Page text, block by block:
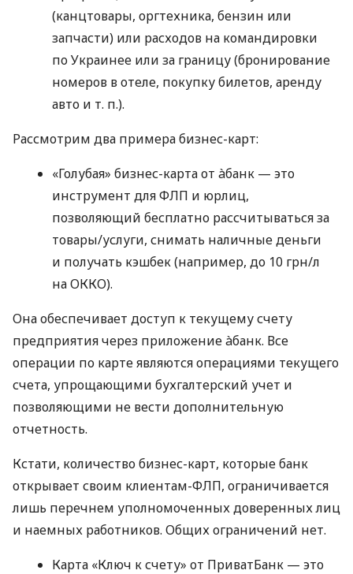
(канцтовары, оргтехника, бензин или
запчасти) или расходов на командировки
по Украинее или за границу (бронирование
номеров в отеле, покупку билетов, аренду
авто и т. п.).
Рассмотрим два примера бизнес-карт:
«Голубая» бизнес-карта от àбанк — это
инструмент для ФЛП и юрлиц,
позволяющий бесплатно рассчитываться за
товары/услуги, снимать наличные деньги
и получать кэшбек (например, до 10 грн/л
на ОККО).
Она обеспечивает доступ к текущему счету
предприятия через приложение àбанк. Все
операции по карте являются операциями текущего
счета, упрощающими бухгалтерский учет и
позволяющими не вести дополнительную
отчетность.
Кстати, количество бизнес-карт, которые банк
открывает своим клиентам-ФЛП, ограничивается
лишь перечнем уполномоченных доверенных лиц
и наемных работников. Общих ограничений нет.
Карта «Ключ к счету» от ПриватБанк — это